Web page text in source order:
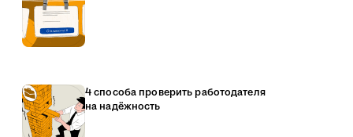
4 способа проверить работодателя
на надёжность